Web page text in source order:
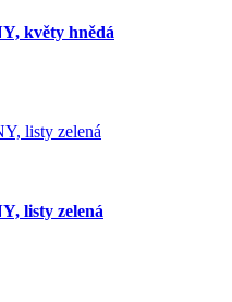
květy hnědá
listy zelená